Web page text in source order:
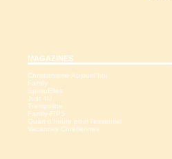
MAGAZINES
Christianisme Aujourd'hui
Family
SpirituElles
Just 4U
Trampoline
Family-FIPS
Quart d'heure pour l'essentiel
Vacances Chrétiennes